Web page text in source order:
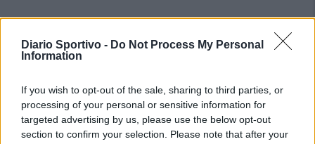
Diario Sportivo - Do Not Process My Personal
Information
If you wish to opt-out of the sale, sharing to third parties, or
processing of your personal or sensitive information for
targeted advertising by us, please use the below opt-out
section to confirm your selection. Please note that after your
PIÙ LETTI OGGI
L'Ilvamaddalena è tra i 13 club che hanno
presentato domanda di ripescaggio
8 Lug 2026